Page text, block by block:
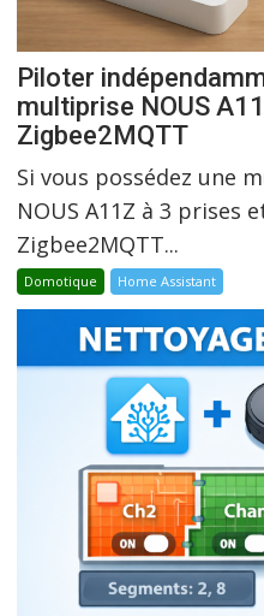
Piloter
multiprise NOUS
Zigbee2MQTT
Si vous possédez une
NOUS A11Z à 3 prises
Zigbee2MQTT...
Domotique Home Assistant